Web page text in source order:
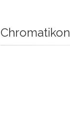
Chromatikon